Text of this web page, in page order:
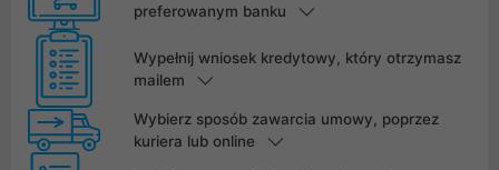
preferowanym banku
Wypełnij wniosek kredytowy, który otrzymasz
mailem
Wybierz sposób zawarcia umowy, poprzez
kuriera lub online